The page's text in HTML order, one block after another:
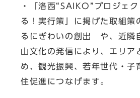
・「洛西“SAIKO”プロジェ
る！実行策」に掲げた取組策
るにぎわいの創出 や、近隣
山文化の発信により、エリア
め、観光振興、若年世代・子
住促進につなげます。